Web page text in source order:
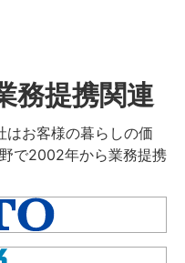
務提携関連
はお客様の暮らしの価
で2002年から業務提携